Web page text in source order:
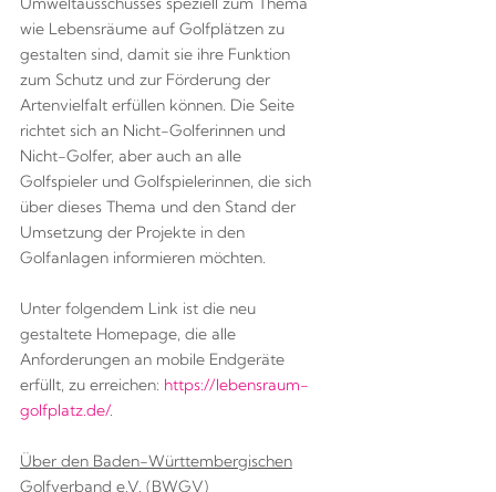
wie Lebensräume auf Golfplätzen zu
gestalten sind, damit sie ihre Funktion
zum Schutz und zur Förderung der
Artenvielfalt erfüllen können. Die Seite
richtet sich an Nicht-Golferinnen und
Nicht-Golfer, aber auch an alle
Golfspieler und Golfspielerinnen, die sich
über dieses Thema und den Stand der
Umsetzung der Projekte in den
Golfanlagen informieren möchten.
Unter folgendem Link ist die neu
gestaltete Homepage, die alle
Anforderungen an mobile Endgeräte
erfüllt, zu erreichen: https://lebensraum-
golfplatz.de/.
Über den Baden-Württembergischen
Golfverband e.V. (BWGV)